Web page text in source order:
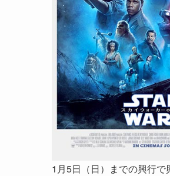
1月5日（日）までの興行